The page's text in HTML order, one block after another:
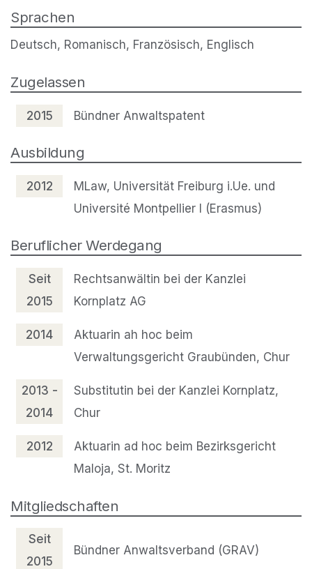
Sprachen
Deutsch, Romanisch, Französisch, Englisch
Zugelassen
2015 Bündner Anwaltspatent
Ausbildung
2012
MLaw, Universität Freiburg i.Ue.​ und
Université Montpellier I (Erasmus)
Beruflicher Werdegang
Seit
2015
Rechtsanwältin bei der Kanzlei
Kornplatz AG
2014
Aktuarin ah hoc beim
Verwaltungsgericht Graubünden, Chur
2013 -
2014
Substitutin bei der Kanzlei Kornplatz,
Chur
2012
Aktuarin ad hoc beim Bezirksgericht
Maloja, St. Moritz​​
Mitgliedschaften
Seit
2015
Bündner Anwaltsverband (GRAV)